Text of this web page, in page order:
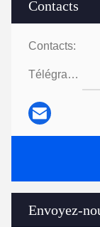
Contacts
Contacts:
Télégramme:
Envoyez-